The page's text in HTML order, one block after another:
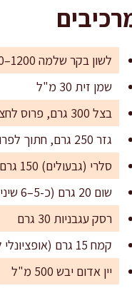
לשון בקר שלמה 1200–1600 גרם
שמן זית 30 מ"ל
בצל 300 גרם, פרוס לחצאי טבעות
גזר 250 גרם, חתוך לפרוסות בעובי 1 ס"מ
סלרי (גבעולים) 150 גרם, חתוך לקטעים של 2 ס"מ
שום 20 גרם (כ-5–6 שיניים), מעוך קלות
רסק עגבניות 30 גרם
קמח 15 גרם (אופציונלי להסמכה עדינה)
יין אדום יבש 500 מ"ל